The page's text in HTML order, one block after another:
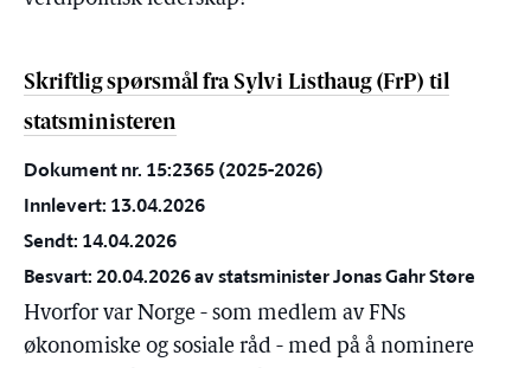
Skriftlig spørsmål fra Sylvi Listhaug (FrP) til
statsministeren
Dokument nr. 15:2365 (2025-2026)
Innlevert: 13.04.2026
Sendt: 14.04.2026
Besvart: 20.04.2026 av statsminister Jonas Gahr Støre
Hvorfor var Norge - som medlem av FNs
økonomiske og sosiale råd - med på å nominere